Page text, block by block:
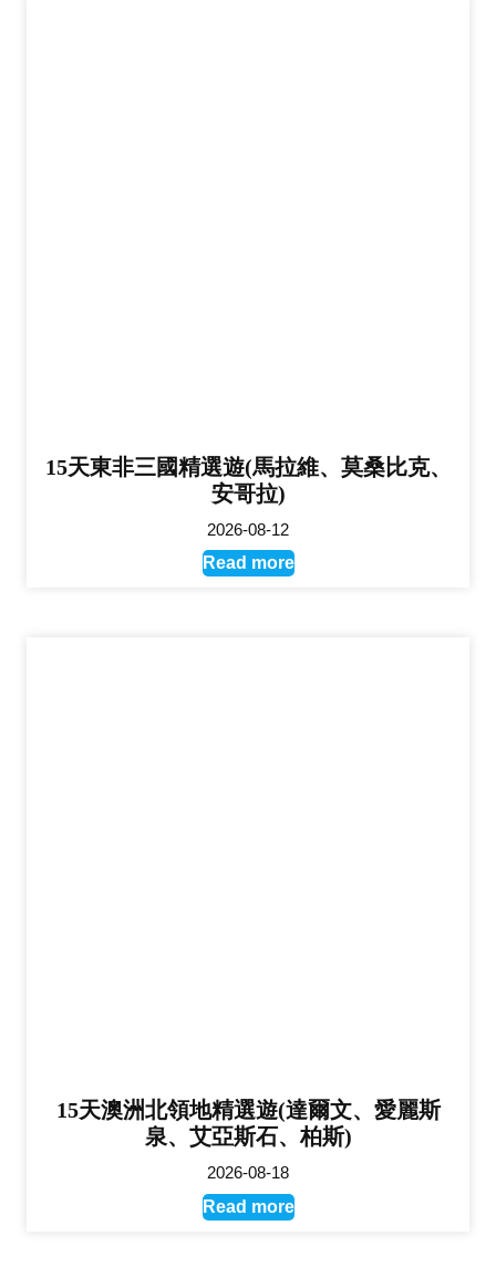
15天東非三國精選遊(馬拉維、莫桑比克、
安哥拉)
2026-08-12
Read more
15天澳洲北領地精選遊(達爾文、愛麗斯
泉、艾亞斯石、柏斯)
2026-08-18
Read more